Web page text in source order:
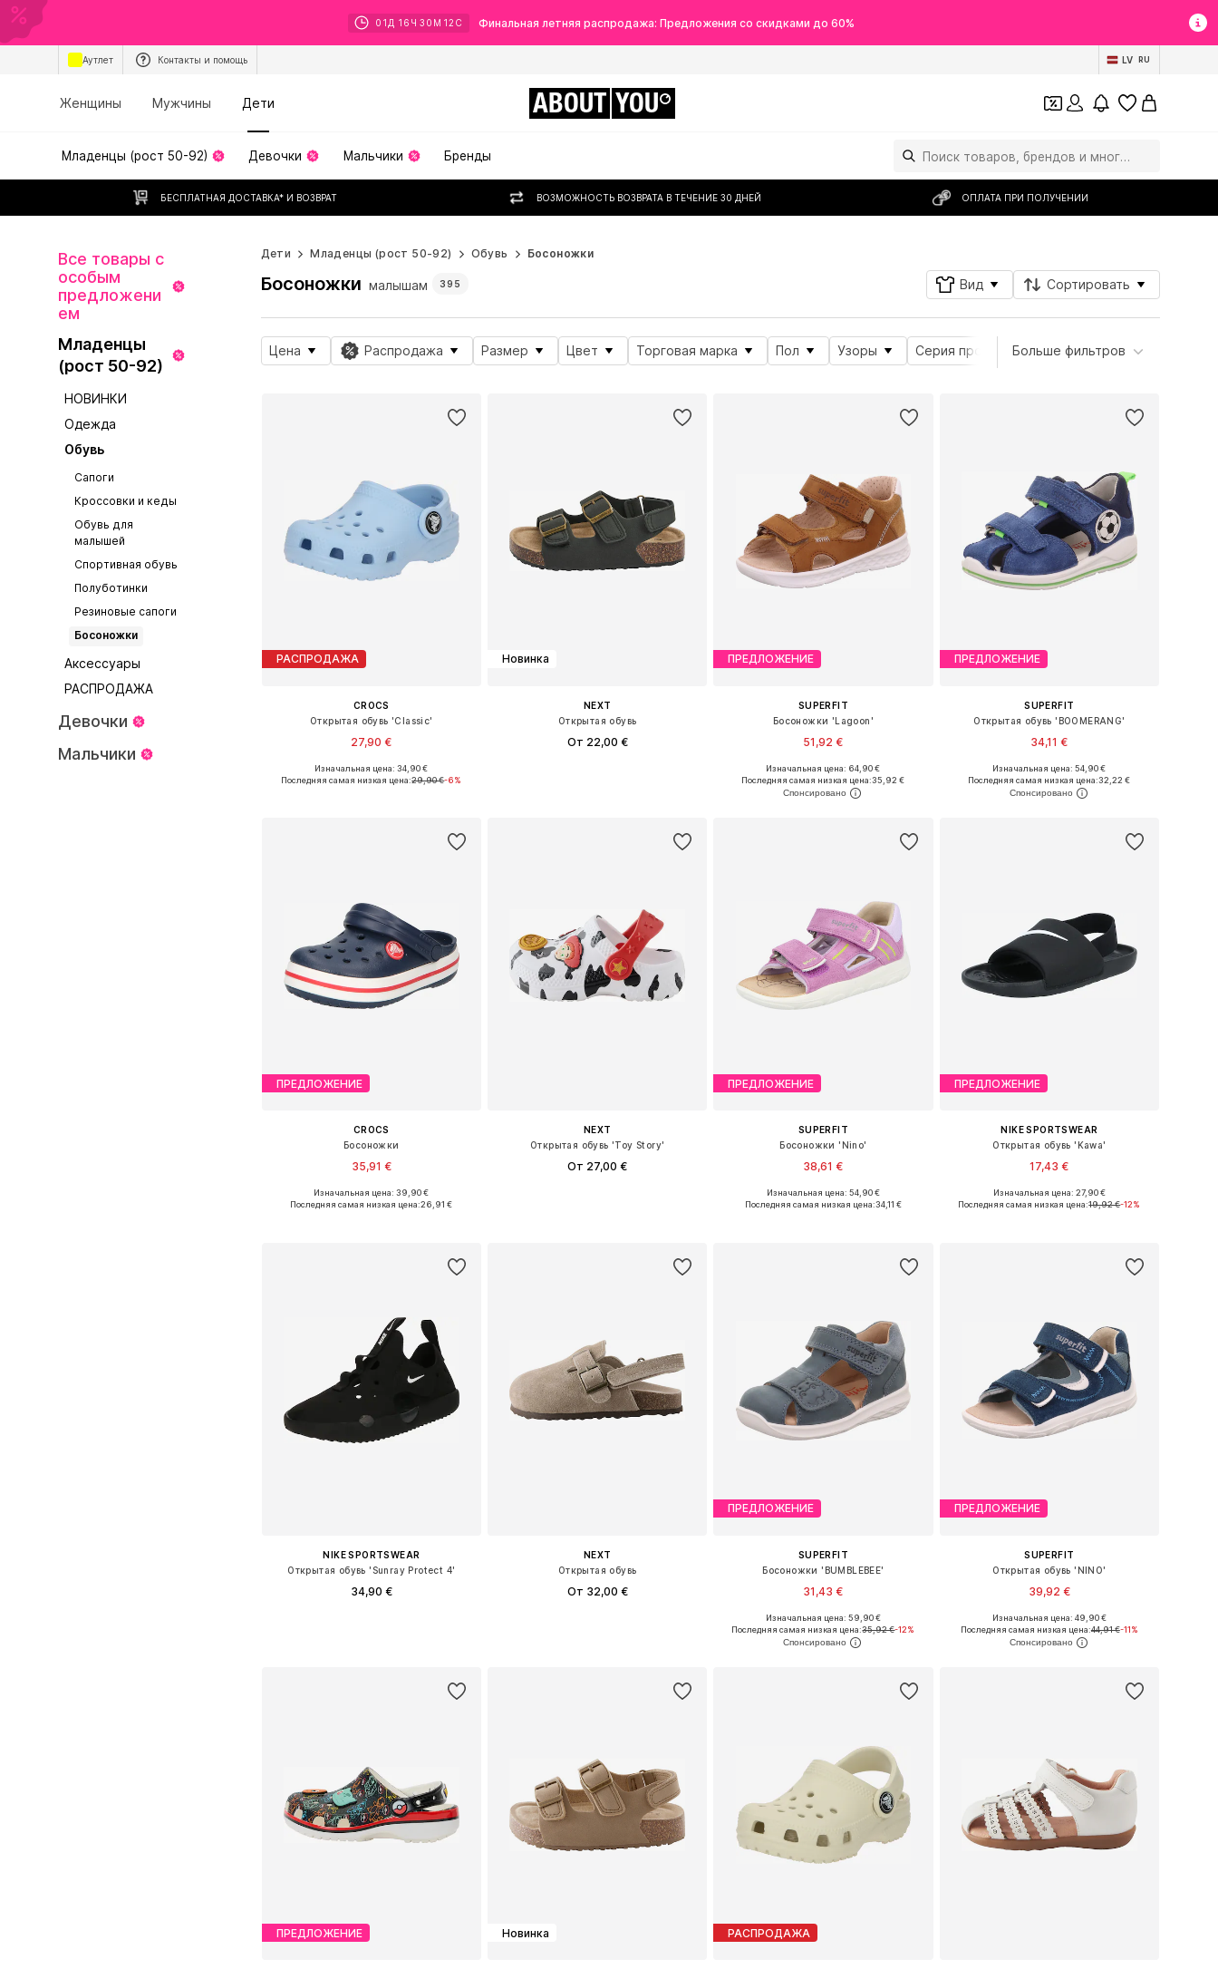
01 Д 16 Ч 30 М 11 С Финальная летняя распродажа: Предложения со скидками до 60%
Аутлет Контакты и помощь LV RU
Женщины Мужчины Дети ABOUT YOU
Младенцы (рост 50-92) Девочки Мальчики Бренды
БЕСПЛАТНАЯ ДОСТАВКА* И ВОЗВРАТ ВОЗМОЖНОСТЬ ВОЗВРАТА В ТЕЧЕНИЕ 30 ДНЕЙ ОПЛАТА ПРИ ПОЛУЧЕНИИ
Все товары с
особым
предложени
ем
Младенцы
(рост 50-92)
НОВИНКИ
Одежда
Обувь
Сапоги
Кроссовки и кеды
Обувь для
малышей
Спортивная обувь
Полуботинки
Резиновые сапоги
Босоножки
Аксессуары
РАСПРОДАЖА
Девочки
Мальчики
Дети Младенцы (рост 50-92) Обувь Босоножки
Босоножки малышам 395 Вид Сортировать
Цена Распродажа Размер Цвет Торговая марка Пол Узоры Серия продуктов Материал
Больше фильтров
РАСПРОДАЖА
CROCS
Открытая обувь 'Classic'
27,90 €
+ 19
Доступно множество размеров
Изначальная цена: 34,90 €
Последняя самая низкая цена:29,90 €-6%
Новинка
NEXT
Открытая обувь
От 22,00 €
ПРЕДЛОЖЕНИЕ
SUPERFIT
Босоножки 'Lagoon'
51,92 €
Доступные размеры: 19, 20, 21, 23, 24, 26
Добавить в корзину
Изначальная цена: 64,90 €
Последняя самая низкая цена:35,92 €
ПРЕДЛОЖЕНИЕ
SUPERFIT
Открытая обувь 'BOOMERANG'
34,11 €
Доступные размеры: 20, 21, 22, 26, 27
Добавить в корзину
Изначальная цена: 54,90 €
Последняя самая низкая цена:32,22 €
ПРЕДЛОЖЕНИЕ
CROCS
Босоножки
35,91 €
+3
Доступно множество размеров
Изначальная цена: 39,90 €
Последняя самая низкая цена:26,91 €
NEXT
Открытая обувь 'Toy Story'
От 27,00 €
ПРЕДЛОЖЕНИЕ
SUPERFIT
Босоножки 'Nino'
38,61 €
Доступные размеры: 20, 21, 22
Изначальная цена: 54,90 €
Последняя самая низкая цена:34,11 €
ПРЕДЛОЖЕНИЕ
NIKE SPORTSWEAR
Открытая обувь 'Kawa'
17,43 €
Доступно множество размеров
Изначальная цена: 27,90 €
Последняя самая низкая цена:19,92 €-12%
NIKE SPORTSWEAR
Открытая обувь 'Sunray Protect 4'
34,90 €
NEXT
Открытая обувь
От 32,00 €
ПРЕДЛОЖЕНИЕ
SUPERFIT
Босоножки 'BUMBLEBEE'
31,43 €
Доступные размеры: 20, 21, 22, 24
Добавить в корзину
Изначальная цена: 59,90 €
Последняя самая низкая цена:35,92 €-12%
ПРЕДЛОЖЕНИЕ
SUPERFIT
Открытая обувь 'NINO'
39,92 €
Доступные размеры: 20, 21, 27, 28
Добавить в корзину
Изначальная цена: 49,90 €
Последняя самая низкая цена:44,91 €-11%
ПРЕДЛОЖЕНИЕ Новинка РАСПРОДАЖА